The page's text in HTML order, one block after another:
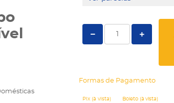
Formas de Pagamento